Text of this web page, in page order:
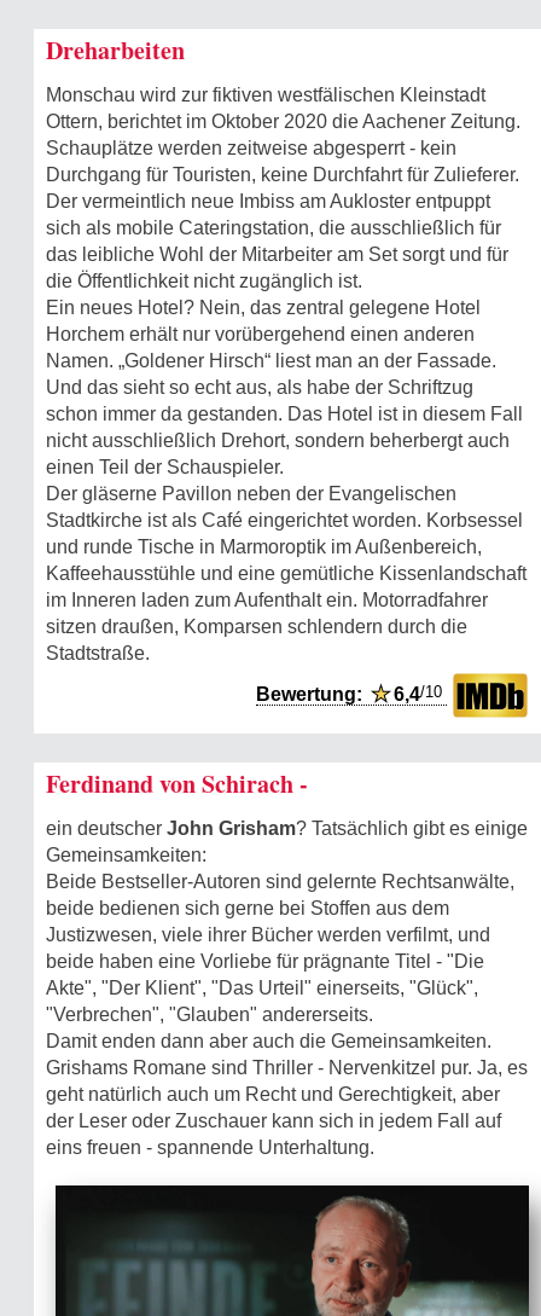
Dreharbeiten
Monschau wird zur fiktiven westfälischen Kleinstadt
Ottern, berichtet im Oktober 2020 die Aachener Zeitung.
Schauplätze werden zeitweise abgesperrt - kein
Durchgang für Touristen, keine Durchfahrt für Zulieferer.
Der vermeintlich neue Imbiss am Aukloster entpuppt
sich als mobile Cateringstation, die ausschließlich für
das leibliche Wohl der Mitarbeiter am Set sorgt und für
die Öffentlichkeit nicht zugänglich ist.
Ein neues Hotel? Nein, das zentral gelegene Hotel
Horchem erhält nur vorübergehend einen anderen
Namen. „Goldener Hirsch“ liest man an der Fassade.
Und das sieht so echt aus, als habe der Schriftzug
schon immer da gestanden. Das Hotel ist in diesem Fall
nicht ausschließlich Drehort, sondern beherbergt auch
einen Teil der Schauspieler.
Der gläserne Pavillon neben der Evangelischen
Stadtkirche ist als Café eingerichtet worden. Korbsessel
und runde Tische in Marmoroptik im Außenbereich,
Kaffeehausstühle und eine gemütliche Kissenlandschaft
im Inneren laden zum Aufenthalt ein. Motorradfahrer
sitzen draußen, Komparsen schlendern durch die
Stadtstraße.
Bewertung:★6,4/10
Ferdinand von Schirach -
ein deutscher John Grisham? Tatsächlich gibt es einige
Gemeinsamkeiten:
Beide Bestseller-Autoren sind gelernte Rechtsanwälte,
beide bedienen sich gerne bei Stoffen aus dem
Justizwesen, viele ihrer Bücher werden verfilmt, und
beide haben eine Vorliebe für prägnante Titel - "Die
Akte", "Der Klient", "Das Urteil" einerseits, "Glück",
"Verbrechen", "Glauben" andererseits.
Damit enden dann aber auch die Gemeinsamkeiten.
Grishams Romane sind Thriller - Nervenkitzel pur. Ja, es
geht natürlich auch um Recht und Gerechtigkeit, aber
der Leser oder Zuschauer kann sich in jedem Fall auf
eins freuen - spannende Unter­haltung.